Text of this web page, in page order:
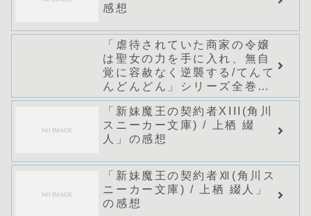
感想
「虐待されていた商家の令嬢
は聖女の力を手に入れ、無自
覚に容赦なく逆襲する/てんて
んどんどん」シリーズ全巻の
あらすじ・感想
「新妹魔王の契約者XIII(角川
スニーカー文庫) / 上栖 綴
人」の感想
「新妹魔王の契約者Ⅻ(角川ス
ニーカー文庫) / 上栖 綴人」
の感想